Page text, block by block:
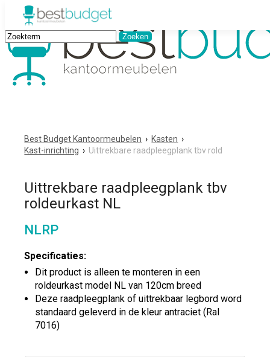
Best Budget Kantoormeubelen › Kasten ›
Kast-inrichting › Uittrekbare raadpleegplank tbv rold
Uittrekbare raadpleegplank tbv
roldeurkast NL
NLRP
Specificaties:
Dit product is alleen te monteren in een
roldeurkast model NL van 120cm breed
Deze raadpleegplank of uittrekbaar legbord word
standaard geleverd in de kleur antraciet (Ral
7016)